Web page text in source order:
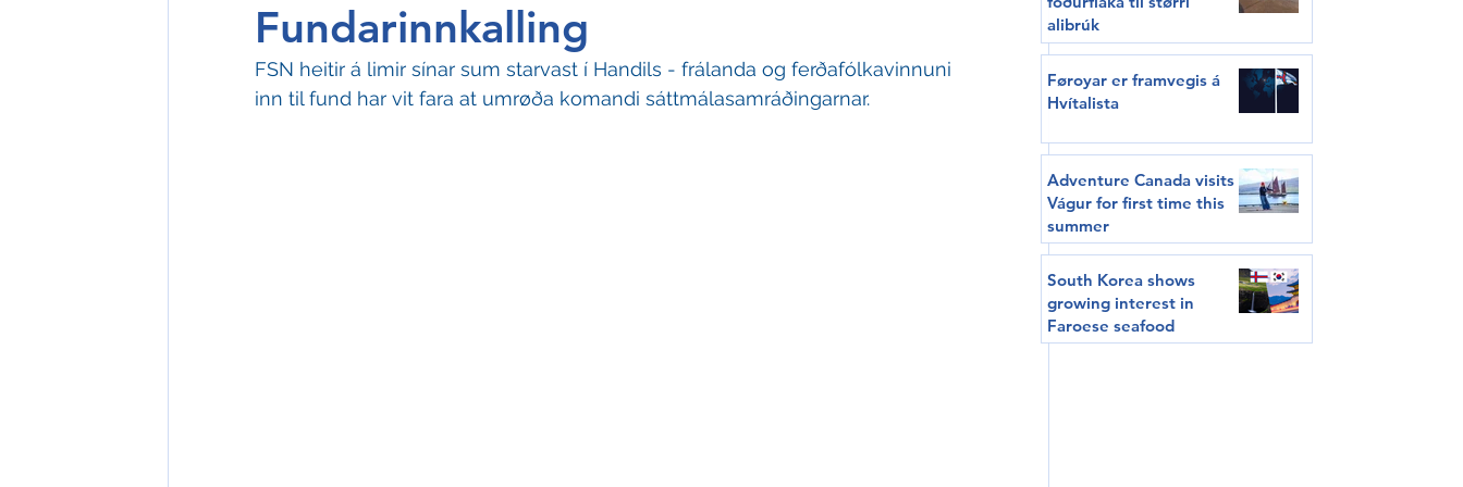
Fundarinnkalling
FSN heitir á limir sínar sum starvast í Handils - frálanda og ferðafólkavinnuni
inn til fund har vit fara at umrøða komandi sáttmálasamráðingarnar.
alibrúk
Føroyar er framvegis á
Hvítalista
Adventure Canada visits
Vágur for first time this
summer
South Korea shows
growing interest in
Faroese seafood